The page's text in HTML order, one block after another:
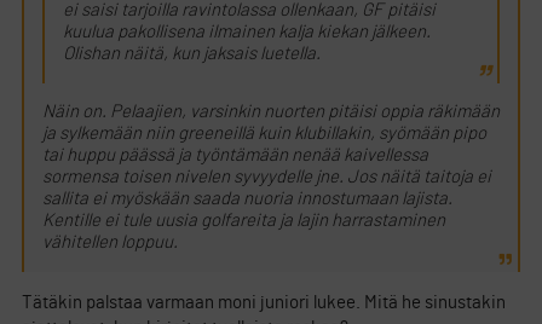
ei saisi tarjoilla ravintolassa ollenkaan, GF pitäisi
kuulua pakollisena ilmainen kalja kiekan jälkeen.
Olishan näitä, kun jaksais luetella.
Näin on. Pelaajien, varsinkin nuorten pitäisi oppia räkimään
ja sylkemään niin greeneillä kuin klubillakin, syömään pipo
tai huppu päässä ja työntämään nenää kaivellessa
sormensa toisen nivelen syvyydelle jne. Jos näitä taitoja ei
sallita ei myöskään saada nuoria innostumaan lajista.
Kentille ei tule uusia golfareita ja lajin harrastaminen
vähitellen loppuu.
Tätäkin palstaa varmaan moni juniori lukee. Mitä he sinustakin